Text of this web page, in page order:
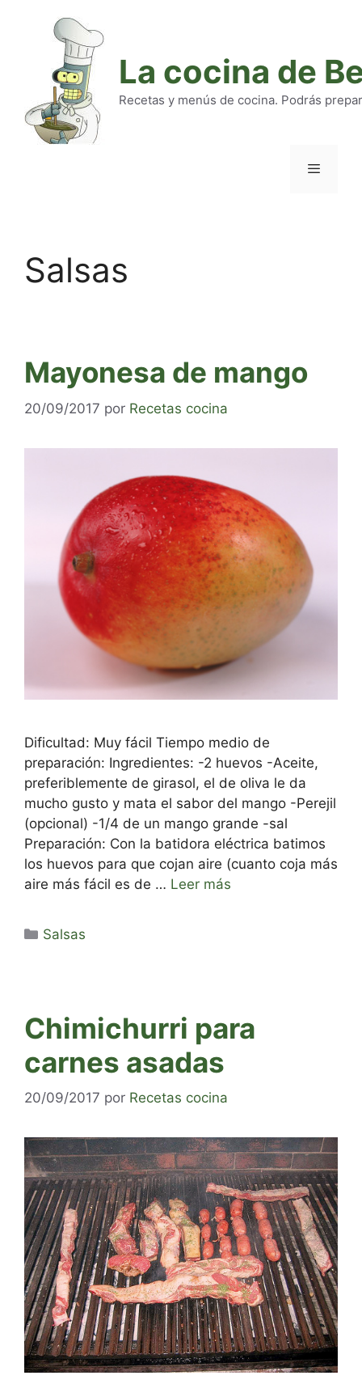
La cocina de
Recetas y menús de cocina. Podrás
Salsas
Mayonesa de mango
20/09/2017 por Recetas cocina
Dificultad: Muy fácil Tiempo medio de
preparación: Ingredientes: -2 huevos -Aceite,
preferiblemente de girasol, el de oliva le da
mucho gusto y mata el sabor del mango -Perejil
(opcional) -1/4 de un mango grande -sal
Preparación: Con la batidora eléctrica batimos
los huevos para que cojan aire (cuanto coja más
aire más fácil es de … Leer más
Categorías
Salsas
Chimichurri para
carnes asadas
20/09/2017 por Recetas cocina